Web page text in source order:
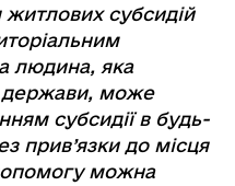
субсидій
людина, яка
держави, може
субсидії в будь-
прив’язки до місця
можна